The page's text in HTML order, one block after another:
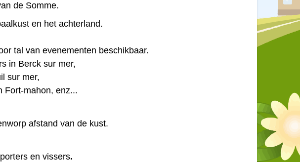
de Somme.
en het achterland.
tal van evenementen beschikbaar.
in Berck sur mer,
sur mer,
Fort-mahon, enz...
afstand van de kust.
en vissers.